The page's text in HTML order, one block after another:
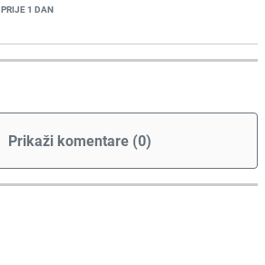
PRIJE 1 DAN
Prikaži komentare (0)